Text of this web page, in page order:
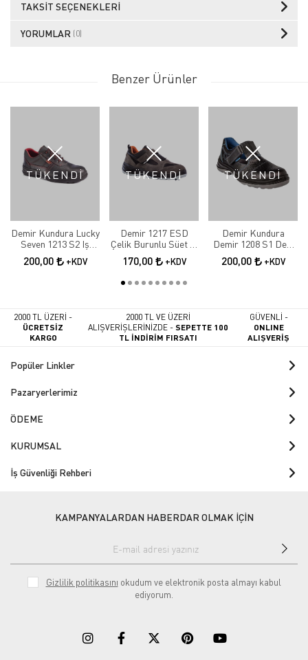
TAKSIT SEÇENEKLERI
YORUMLAR (0)
Benzer Ürünler
TÜKENDİ
Demir Kundura Lucky
Seven 1213 S2 Iş
Ayakkabısı
200,00 +KDV
TÜKENDİ
Demir 1217 ESD
Çelik Burunlu Süet İş
Ayakkabı
170,00 +KDV
TÜKENDİ
Demir Kundura
Demir 1208 S1 Deri
Çelik Burunlu Delikli
Sandalet Model Iş
200,00 +KDV
2000 TL ÜZERİ -
ÜCRETSİZ
KARGO
2000 TL VE ÜZERİ
ALIŞVERİŞLERİNİZDE -SEPETTE 100
TL İNDİRİM FIRSATI
GÜVENLİ -
ONLINE
ALIŞVERİŞ
Popüler Linkler
Pazaryerlerimiz
ÖDEME
KURUMSAL
İş Güvenliği Rehberi
KAMPANYALARDAN HABERDAR OLMAK İÇİN
Gizlilik politikasını okudum ve elektronik posta almayı kabul
ediyorum.